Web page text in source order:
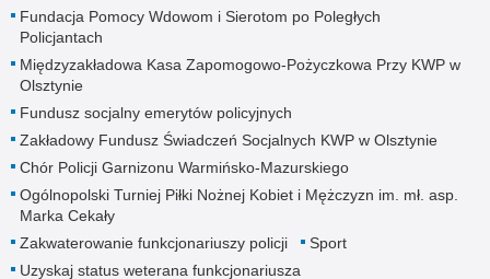
Fundacja Pomocy Wdowom i Sierotom po Poległych
Policjantach
Międzyzakładowa Kasa Zapomogowo-Pożyczkowa Przy KWP w
Olsztynie
Fundusz socjalny emerytów policyjnych
Zakładowy Fundusz Świadczeń Socjalnych KWP w Olsztynie
Chór Policji Garnizonu Warmińsko-Mazurskiego
Ogólnopolski Turniej Piłki Nożnej Kobiet i Mężczyzn im. mł. asp.
Marka Cekały
Zakwaterowanie funkcjonariuszy policji
Sport
Uzyskaj status weterana funkcjonariusza